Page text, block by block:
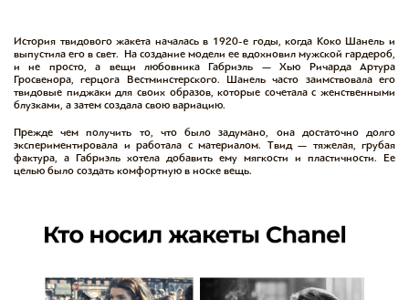
История твидового жакета началась в 1920-е годы, когда Коко Шанель и
выпустила его в свет. На создание модели ее вдохновил мужской гардероб,
и не просто, а вещи любовника Габриэль — Хью Ричарда Артура
Гросвенора, герцога Вестминстерского. Шанель часто заимствовала его
твидовые пиджаки для своих образов, которые сочетала с женственными
блузками, а затем создала свою вариацию.
Прежде чем получить то, что было задумано, она достаточно долго
экспериментировала и работала с материалом. Твид — тяжелая, грубая
фактура, а Габриэль хотела добавить ему мягкости и пластичности. Ее
целью было создать комфортную в носке вещь.